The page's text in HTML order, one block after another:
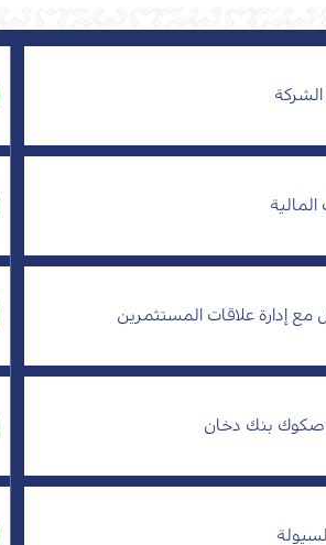
الشركة
المالية
مع إدارة علاقات المستثمرين
صكوك بنك دخان